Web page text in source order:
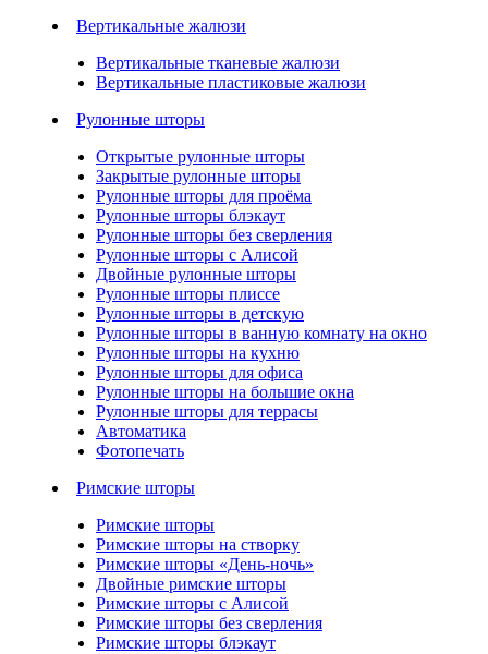
Вертикальные жалюзи
Вертикальные тканевые жалюзи
Вертикальные пластиковые жалюзи
Рулонные шторы
Открытые рулонные шторы
Закрытые рулонные шторы
Рулонные шторы для проёма
Рулонные шторы блэкаут
Рулонные шторы без сверления
Рулонные шторы с Алисой
Двойные рулонные шторы
Рулонные шторы плиссе
Рулонные шторы в детскую
Рулонные шторы в ванную комнату на окно
Рулонные шторы на кухню
Рулонные шторы для офиса
Рулонные шторы на большие окна
Рулонные шторы для террасы
Автоматика
Фотопечать
Римские шторы
Римские шторы
Римские шторы на створку
Римские шторы «День-ночь»
Двойные римские шторы
Римские шторы с Алисой
Римские шторы без сверления
Римские шторы блэкаут